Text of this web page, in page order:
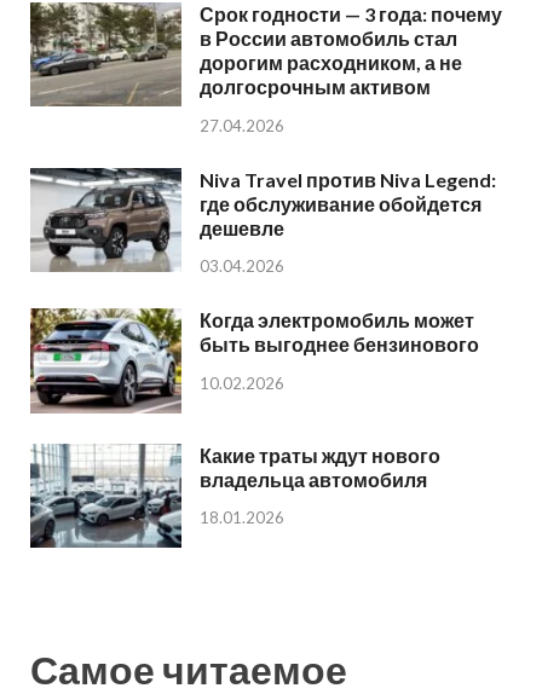
Срок годности — 3 года: почему
в России автомобиль стал
дорогим расходником, а не
долгосрочным активом
27.04.2026
Niva Travel против Niva Legend:
где обслуживание обойдется
дешевле
03.04.2026
Когда электромобиль может
быть выгоднее бензинового
10.02.2026
Какие траты ждут нового
владельца автомобиля
18.01.2026
Самое читаемое